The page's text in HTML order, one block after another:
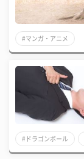
#マンガ・アニメ
#ドラゴンボール